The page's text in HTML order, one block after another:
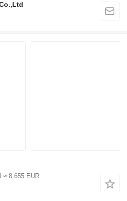
≈ 8.655 EUR